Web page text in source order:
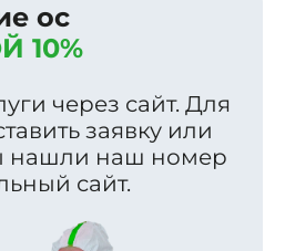
ос
10%
через сайт. Для
заявку или
нашли наш номер
сайт.